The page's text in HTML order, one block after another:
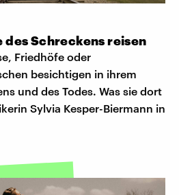
des Schreckens reisen
Friedhöfe oder
besichtigen in ihrem
und des Todes. Was sie dort
Sylvia Kesper-Biermann in